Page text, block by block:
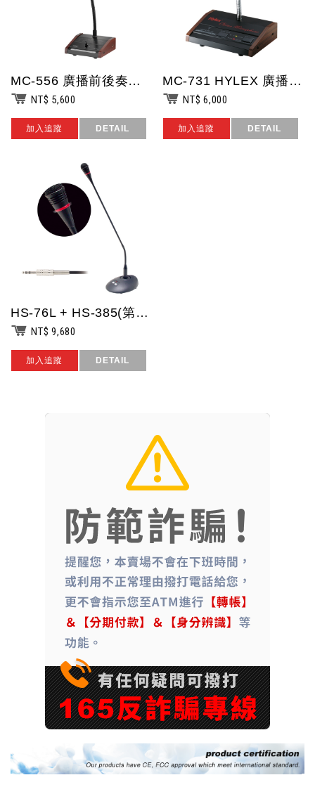
MC-556 廣播前後奏麥克風/動圈式音頭/無前後奏音樂/導線長度480cm/軟...
NT$ 5,600
加入追蹤 DETAIL
MC-731 HYLEX 廣播前後奏麥克風/電容式音頭/導線長度150cm/軟管...
NT$ 6,000
加入追蹤 DETAIL
HS-76L + HS-385(第二代,5P) POKKA 桌上型會議主席主控機...
NT$ 9,680
加入追蹤 DETAIL